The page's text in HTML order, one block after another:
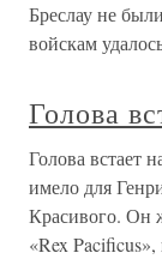
Бреслау не
войскам
Голова
Голова встает
имело для
Красивого. Он
«Rex